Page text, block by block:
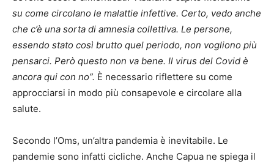
su come circolano le malattie infettive. Certo, vedo anche
che c’è una sorta di amnesia collettiva. Le persone,
essendo stato così brutto quel periodo, non vogliono più
pensarci. Però questo non va bene. Il virus del Covid è
ancora qui con no”. È necessario riflettere su come
approcciarsi in modo più consapevole e circolare alla
salute.
Secondo l’Oms, un’altra pandemia è inevitabile. Le
pandemie sono infatti cicliche. Anche Capua ne spiega il